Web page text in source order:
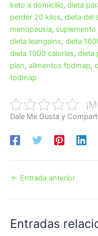
keto a domicilio, dieta
perder 20 kilos, dieta del
menopausia,
dieta leangains, dieta
dieta 1000 calorias, dieta
plan, alimentos fodmap,
fodmap
Dale Me Gusta y
← Entrada anterior
Entradas